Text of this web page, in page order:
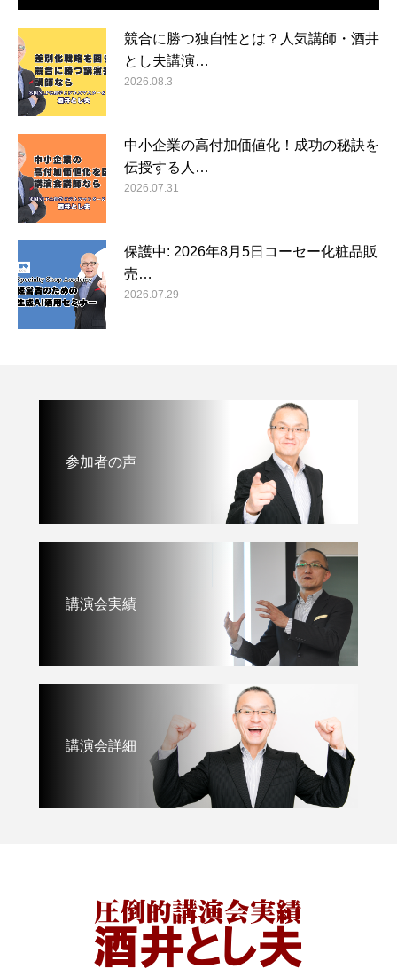
競合に勝つ独自性とは？人気講師・酒井
とし夫講演…
2026.08.3
中小企業の高付加価値化！成功の秘訣を
伝授する人…
2026.07.31
保護中: 2026年8月5日コーセー化粧品販
売…
2026.07.29
参加者の声
講演会実績
講演会詳細